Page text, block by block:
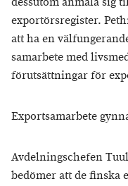
exportörsregister.
att ha en
samarbete med
förutsättningar för
Exportsamarbete
Avdelningschefen
bedömer att de finska